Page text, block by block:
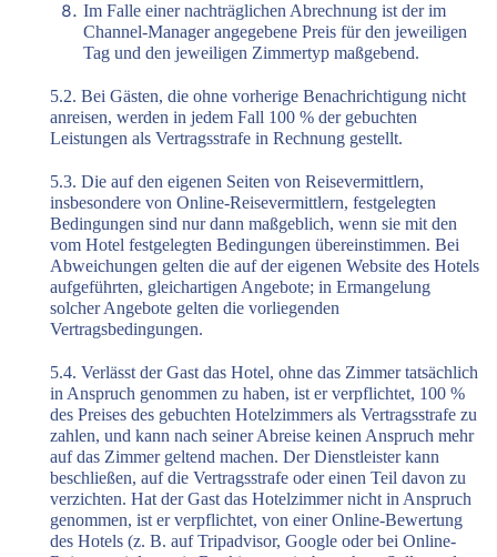
Im Falle einer nachträglichen Abrechnung ist der im
Channel-Manager angegebene Preis für den jeweiligen
Tag und den jeweiligen Zimmertyp maßgebend.
5.2. Bei Gästen, die ohne vorherige Benachrichtigung nicht
anreisen, werden in jedem Fall 100 % der gebuchten
Leistungen als Vertragsstrafe in Rechnung gestellt.
5.3. Die auf den eigenen Seiten von Reisevermittlern,
insbesondere von Online-Reisevermittlern, festgelegten
Bedingungen sind nur dann maßgeblich, wenn sie mit den
vom Hotel festgelegten Bedingungen übereinstimmen. Bei
Abweichungen gelten die auf der eigenen Website des Hotels
aufgeführten, gleichartigen Angebote; in Ermangelung
solcher Angebote gelten die vorliegenden
Vertragsbedingungen.
5.4. Verlässt der Gast das Hotel, ohne das Zimmer tatsächlich
in Anspruch genommen zu haben, ist er verpflichtet, 100 %
des Preises des gebuchten Hotelzimmers als Vertragsstrafe zu
zahlen, und kann nach seiner Abreise keinen Anspruch mehr
auf das Zimmer geltend machen. Der Dienstleister kann
beschließen, auf die Vertragsstrafe oder einen Teil davon zu
verzichten. Hat der Gast das Hotelzimmer nicht in Anspruch
genommen, ist er verpflichtet, von einer Online-Bewertung
des Hotels (z. B. auf Tripadvisor, Google oder bei Online-